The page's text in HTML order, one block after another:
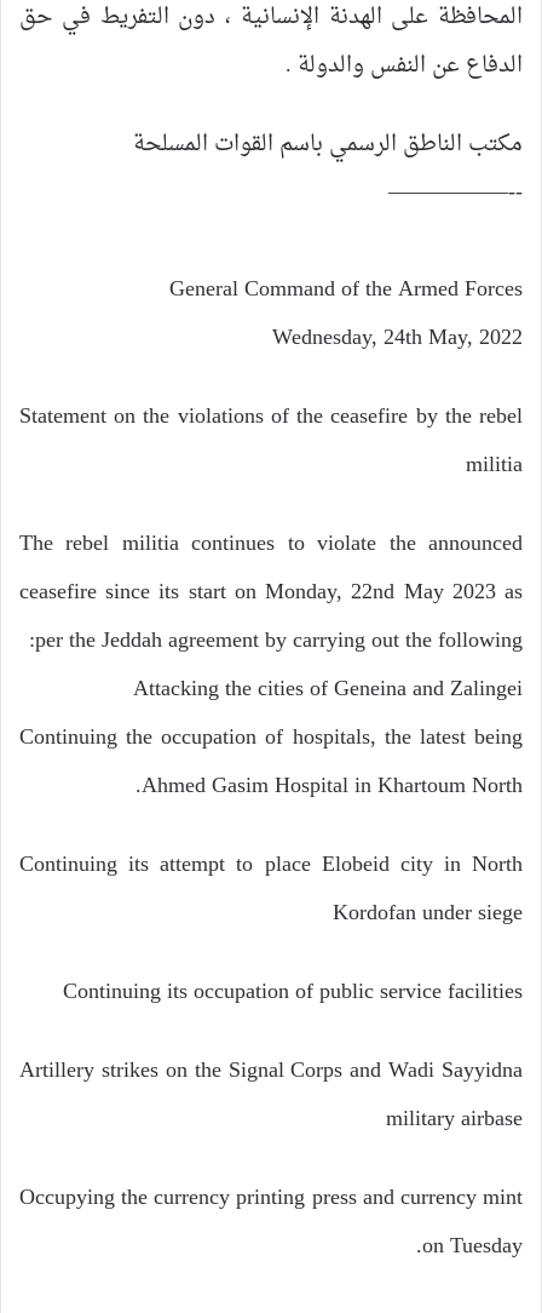
المحافظة على الهدنة الإنسانية ، دون التفريط في حق
الدفاع عن النفس والدولة .
مكتب الناطق الرسمي باسم القوات المسلحة
‐‐—————–
General Command of the Armed Forces
Wednesday, 24th May, 2022
Statement on the violations of the ceasefire by the rebel
militia
The rebel militia continues to violate the announced
ceasefire since its start on Monday, 22nd May 2023 as
per the Jeddah agreement by carrying out the following:
Attacking the cities of Geneina and Zalingei
Continuing the occupation of hospitals, the latest being
Ahmed Gasim Hospital in Khartoum North.
Continuing its attempt to place Elobeid city in North
Kordofan under siege
Continuing its occupation of public service facilities
Artillery strikes on the Signal Corps and Wadi Sayyidna
military airbase
Occupying the currency printing press and currency mint
on Tuesday.